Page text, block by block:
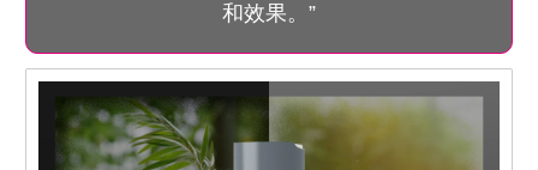
和效果。”